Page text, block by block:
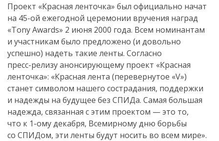
Проект «Красная ленточка» был официально начат
на 45-ой ежегодной церемонии вручения наград
«Tony Awards» 2 июня 2000 года. Всем номинантам
и участникам было предложено (и довольно
успешно) надеть такие ленты. Согласно
пресс-релизуанонсирующему проект «Красная
ленточка»: «Красная лента (перевернутое «V»)
станет символом нашего сострадания, поддержки
и надежды на будущее без СПИДа. Самая большая
надежда, связанная с этим проектом — это то,
что к 1-омудекабря, Всемирному дню борьбы
со СПИДом, эти ленты будут носить во всем мире».